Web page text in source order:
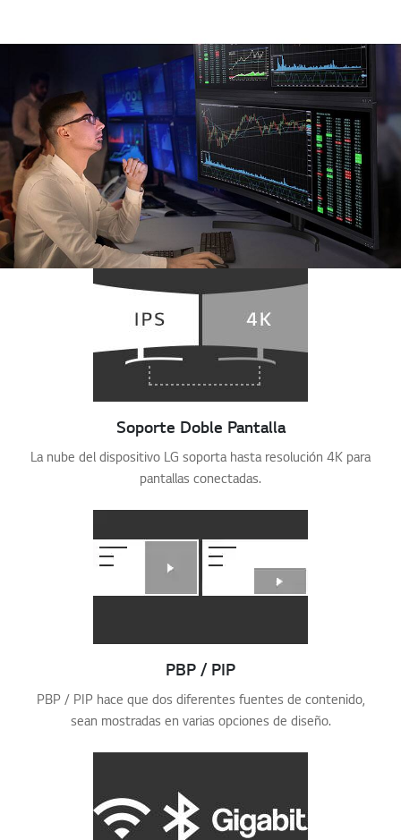
Soporte Doble Pantalla
La nube del dispositivo LG soporta hasta resolución 4K para
pantallas conectadas.
PBP / PIP
PBP / PIP hace que dos diferentes fuentes de contenido,
sean mostradas en varias opciones de diseño.